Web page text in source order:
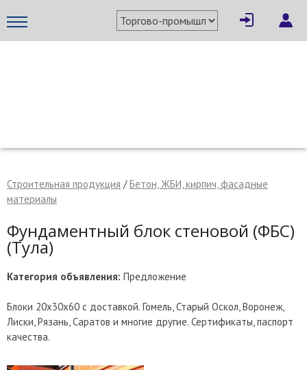
Строительная продукция /Бетон, ЖБИ, кирпич, фасадные
материалы
Фундаментный блок стеновой (ФБС)
(Тула)
Категория объявления: Предложение
Блоки 20х30х60 с доставкой. Гомель, Старый Оскол, Воронеж,
Лиски, Рязань, Саратов и многие другие. Сертификаты, паспорт
качества.
× Написать поставщику
Отмена Отправить сообщение